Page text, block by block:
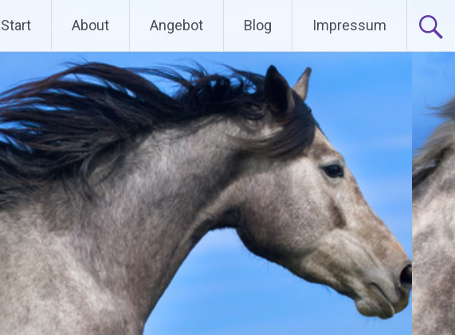
Start About Angebot Blog Impressum